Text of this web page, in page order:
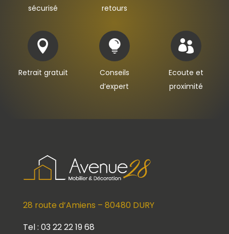
sécurisé
retours

Retrait gratuit

Conseils
d’expert

Ecoute et
proximité
28 route d’Amiens – 80480 DURY
Tel : 03 22 22 19 68